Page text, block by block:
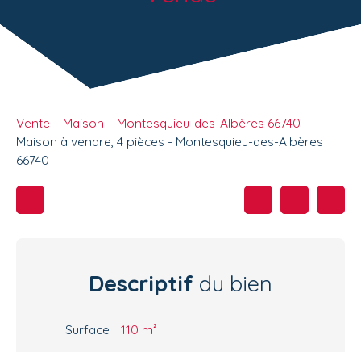
Vente Maison
Montesquieu-des-Albères 66740
Maison à vendre, 4 pièces - Montesquieu-des-Albères
66740
Descriptif du bien
Surface : 110 m²